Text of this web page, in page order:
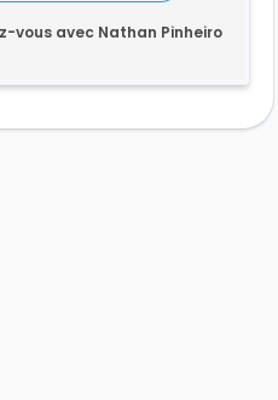
vous avec Nathan Pinheiro